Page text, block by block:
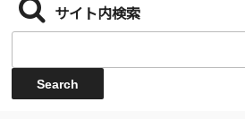
サイト内検索